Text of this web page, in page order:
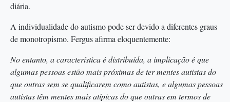
diária.
A individualidade do autismo pode ser devido a diferentes graus
de monotropismo. Fergus afirma eloquentemente:
No entanto, a característica é distribuída, a implicação é que
algumas pessoas estão mais próximas de ter mentes autistas do
que outras sem se qualificarem como autistas, e algumas pessoas
autistas têm mentes mais atípicas do que outras em termos de